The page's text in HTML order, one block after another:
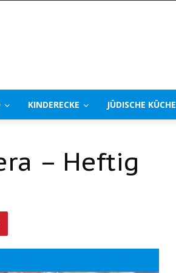
KINDERECKE JÜDISCHE KÜCHE
– Heftig